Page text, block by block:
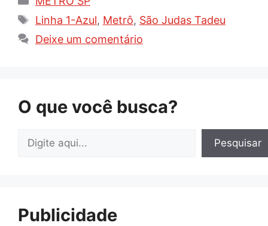
Tags
Linha 1-Azul, Metrô, São Judas Tadeu
Deixe um comentário
O que você busca?
Pesquisar Pesquisar
Publicidade